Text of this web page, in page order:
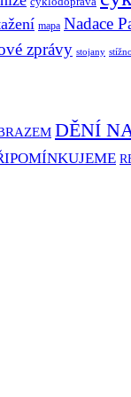
mapa Nadace
zprávy stojany
DĚNÍ